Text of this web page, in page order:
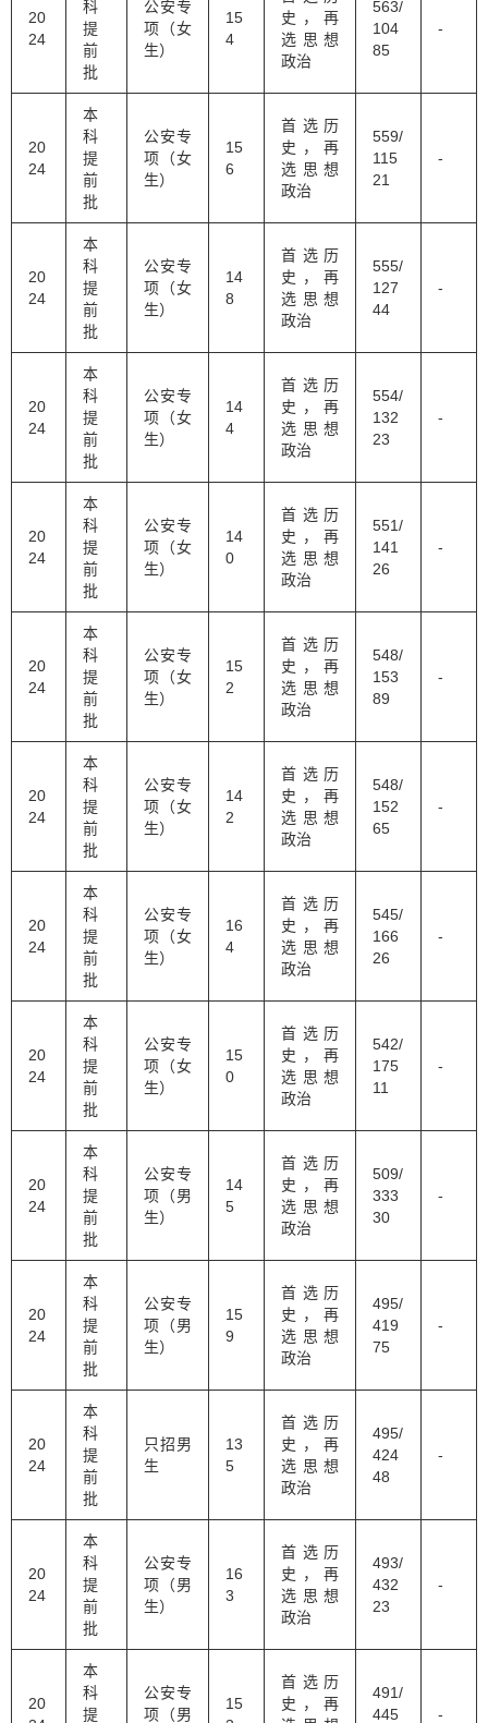
20
24
科
提
前
批
公安专
项（女
生）
15
4
史，再
选思想
政治
563/
104
85
-
20
24
本
科
提
前
批
公安专
项（女
生）
15
6
首选历
史，再
选思想
政治
559/
115
21
-
20
24
本
科
提
前
批
公安专
项（女
生）
14
8
首选历
史，再
选思想
政治
555/
127
44
-
20
24
本
科
提
前
批
公安专
项（女
生）
14
4
首选历
史，再
选思想
政治
554/
132
23
-
20
24
本
科
提
前
批
公安专
项（女
生）
14
0
首选历
史，再
选思想
政治
551/
141
26
-
20
24
本
科
提
前
批
公安专
项（女
生）
15
2
首选历
史，再
选思想
政治
548/
153
89
-
20
24
本
科
提
前
批
公安专
项（女
生）
14
2
首选历
史，再
选思想
政治
548/
152
65
-
20
24
本
科
提
前
批
公安专
项（女
生）
16
4
首选历
史，再
选思想
政治
545/
166
26
-
20
24
本
科
提
前
批
公安专
项（女
生）
15
0
首选历
史，再
选思想
政治
542/
175
11
-
20
24
本
科
提
前
批
公安专
项（男
生）
14
5
首选历
史，再
选思想
政治
509/
333
30
-
20
24
本
科
提
前
批
公安专
项（男
生）
15
9
首选历
史，再
选思想
政治
495/
419
75
-
20
24
本
科
提
前
批
只招男
生
13
5
首选历
史，再
选思想
政治
495/
424
48
-
20
24
本
科
提
前
批
公安专
项（男
生）
16
3
首选历
史，再
选思想
政治
493/
432
23
-
20
本
科
提
公安专
项（男
15
首选历
史，再
491/
445
-